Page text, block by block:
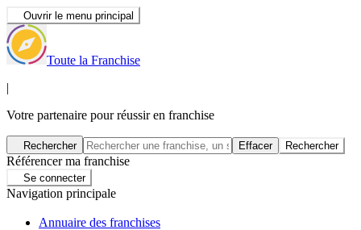
Ouvrir le menu principal
Toute la Franchise
|
Votre partenaire pour réussir en franchise
Rechercher Effacer Rechercher
Référencer ma franchise
Se connecter
Navigation principale
Annuaire des franchises